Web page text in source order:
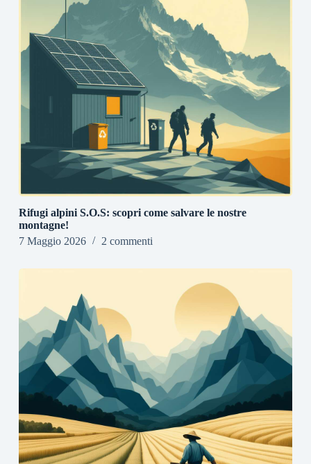
Rifugi alpini S.O.S: scopri come salvare le nostre
montagne!
7 Maggio 2026
2 commenti